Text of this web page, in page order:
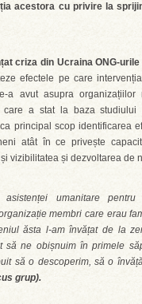
acestora cu privire la
criza din Ucraina ONG-urile
efectele pe care
a avut asupra organizațiilor
care a stat la baza
principal scop identificarea
atât în ce privește
vizibilitatea și dezvoltarea de
asistenței umanitare
membri care erau
ăsta l-am învățat de la
să ne obișnuim în primele
să o descoperim, să o
grup).